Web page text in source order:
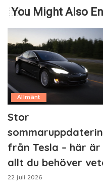
You Might Also
Allmänt
Stor
från Tesla – här är
allt du behöver
22 juli 2026